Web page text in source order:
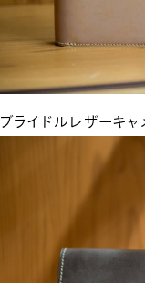
ブライドルレザーキャ